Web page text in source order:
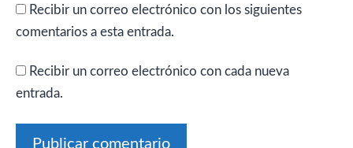
Recibir un correo electrónico con los siguientes
comentarios a esta entrada.
Recibir un correo electrónico con cada nueva
entrada.